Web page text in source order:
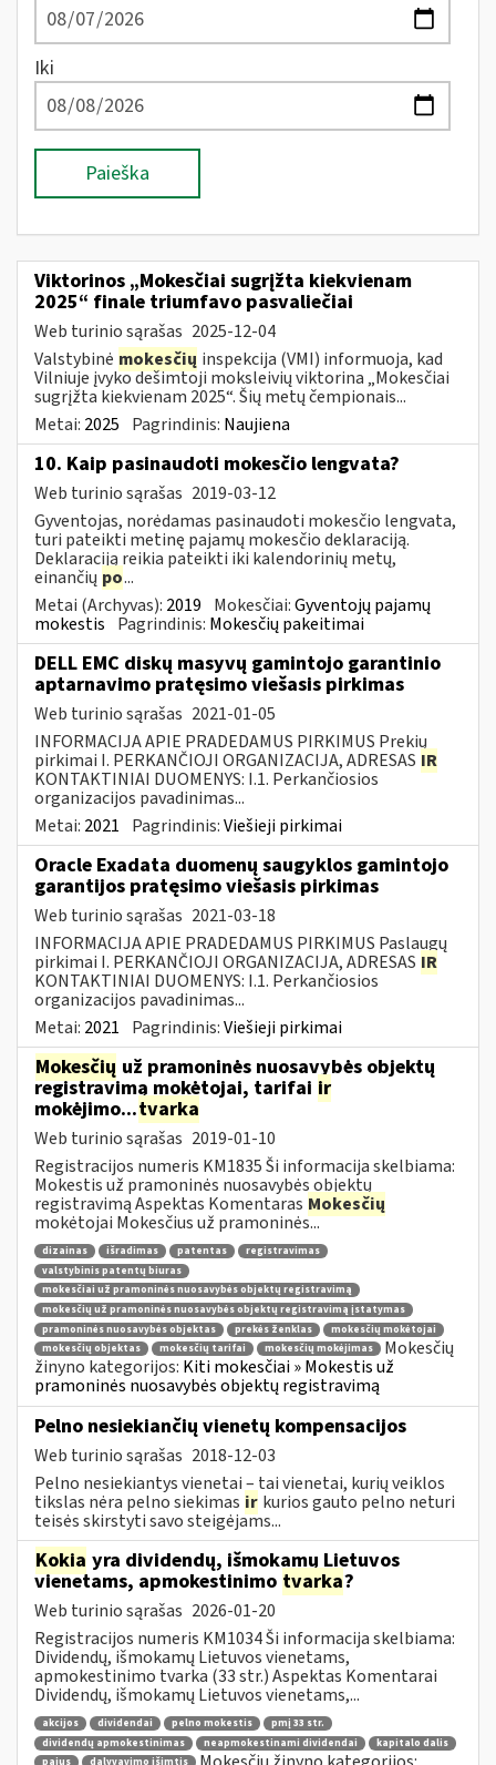
Iki
Paieška
Viktorinos „Mokesčiai sugrįžta kiekvienam
2025“ finale triumfavo pasvaliečiai
Web turinio sąrašas 2025-12-04
Valstybinė mokesčių inspekcija (VMI) informuoja, kad
Vilniuje įvyko dešimtoji moksleivių viktorina „Mokesčiai
sugrįžta kiekvienam 2025“. Šių metų čempionais...
Metai: 2025 Pagrindinis: Naujiena
10. Kaip pasinaudoti mokesčio lengvata?
Web turinio sąrašas 2019-03-12
Gyventojas, norėdamas pasinaudoti mokesčio lengvata,
turi pateikti metinę pajamų mokesčio deklaraciją.
Deklaraciją reikia pateikti iki kalendorinių metų,
einančių po...
Metai (Archyvas): 2019 Mokesčiai:Gyventojų pajamų
mokestis Pagrindinis: Mokesčių pakeitimai
DELL EMC diskų masyvų gamintojo garantinio
aptarnavimo pratęsimo viešasis pirkimas
Web turinio sąrašas 2021-01-05
INFORMACIJA APIE PRADEDAMUS PIRKIMUS Prekių
pirkimai I. PERKANČIOJI ORGANIZACIJA, ADRESAS IR
KONTAKTINIAI DUOMENYS: I.1. Perkančiosios
organizacijos pavadinimas...
Metai: 2021 Pagrindinis:Viešieji pirkimai
Oracle Exadata duomenų saugyklos gamintojo
garantijos pratęsimo viešasis pirkimas
Web turinio sąrašas 2021-03-18
INFORMACIJA APIE PRADEDAMUS PIRKIMUS Paslaugų
pirkimai I. PERKANČIOJI ORGANIZACIJA, ADRESAS IR
KONTAKTINIAI DUOMENYS: I.1. Perkančiosios
organizacijos pavadinimas...
Metai: 2021 Pagrindinis:Viešieji pirkimai
Mokesčių už pramoninės nuosavybės objektų
registravimą mokėtojai, tarifai ir
mokėjimo...tvarka
Web turinio sąrašas 2019-01-10
Registracijos numeris KM1835 Ši informacija skelbiama:
Mokestis už pramoninės nuosavybės objektų
registravimą Aspektas Komentaras Mokesčių
mokėtojai Mokesčius už pramoninės...
dizainas išradimas patentas
registravimas
valstybinis patentų biuras
mokesčiai už pramoninės nuosavybės objektų registravimą
mokesčių už pramoninės nuosavybės objektų registravimą įstatymas
pramoninės nuosavybės objektas
prekės ženklas
mokesčių mokėtojai
mokesčių objektas
mokesčių tarifai mokesčių mokėjimas
Mokesčių
žinyno kategorijos: Kiti mokesčiai » Mokestis už
pramoninės nuosavybės objektų registravimą
Pelno nesiekiančių vienetų kompensacijos
Web turinio sąrašas 2018-12-03
Pelno nesiekiantys vienetai – tai vienetai, kurių veiklos
tikslas nėra pelno siekimas ir kurios gauto pelno neturi
teisės skirstyti savo steigėjams...
Kokia yra dividendų, išmokamų Lietuvos
vienetams, apmokestinimo tvarka?
Web turinio sąrašas 2026-01-20
Registracijos numeris KM1034 Ši informacija skelbiama:
Dividendų, išmokamų Lietuvos vienetams,
apmokestinimo tvarka (33 str.) Aspektas Komentarai
Dividendų, išmokamų Lietuvos vienetams,...
akcijos dividendai pelno mokestis
pmį 33 str.
dividendų apmokestinimas
neapmokestinami dividendai
kapitalo dalis